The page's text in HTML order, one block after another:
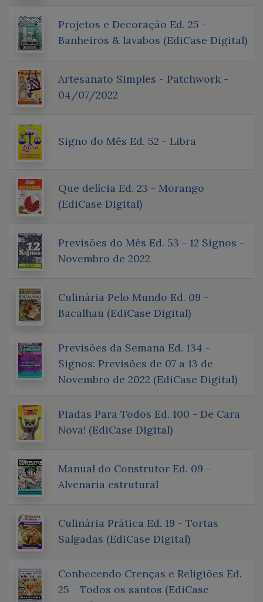
Projetos e Decoração Ed. 25 -
Banheiros & lavabos (EdiCase Digital)
Artesanato Simples - Patchwork -
04/07/2022
Signo do Mês Ed. 52 - Libra
Que delícia Ed. 23 - Morango
(EdiCase Digital)
Previsões do Mês Ed. 53 - 12 Signos -
Novembro de 2022
Culinária Pelo Mundo Ed. 09 -
Bacalhau (EdiCase Digital)
Previsões da Semana Ed. 134 -
Signos: Previsões de 07 a 13 de
Novembro de 2022 (EdiCase Digital)
Piadas Para Todos Ed. 100 - De Cara
Nova! (EdiCase Digital)
Manual do Construtor Ed. 09 -
Alvenaria estrutural
Culinária Prática Ed. 19 - Tortas
Salgadas (EdiCase Digital)
Conhecendo Crenças e Religiões Ed.
25 - Todos os santos (EdiCase